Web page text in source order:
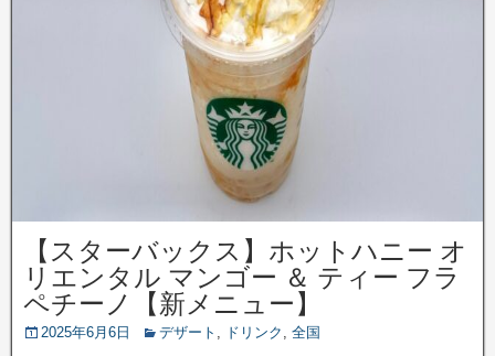
【スターバックス】ホットハニー オ
リエンタル マンゴー ＆ ティー フラ
ペチーノ【新メニュー】
2025年6月6日 デザート , ドリンク , 全国